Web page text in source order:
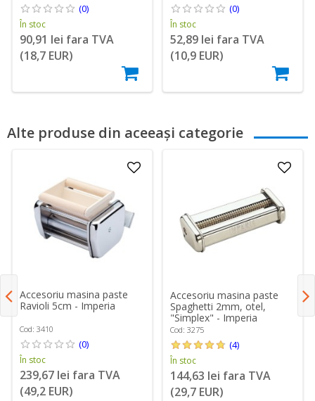
(0)
În stoc
90,91 lei fara TVA
(18,7 EUR)
(0)
În stoc
52,89 lei fara TVA
(10,9 EUR)
Alte produse din aceeași categorie
Accesoriu masina paste
Ravioli 5cm - Imperia
Cod: 3410
(0)
În stoc
239,67 lei fara TVA
(49,2 EUR)
Accesoriu masina paste
Spaghetti 2mm, otel,
"Simplex" - Imperia
Cod: 3275
(4)
În stoc
144,63 lei fara TVA
(29,7 EUR)